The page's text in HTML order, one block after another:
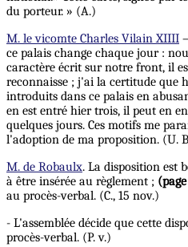
du porteur. » (A.)
M. le vicomte Charles Vilain XIIII
ce palais change chaque jour :
caractère écrit sur notre front, il
reconnaisse ; j'ai la certitude que
introduits dans ce palais en
en est entré hier trois, il peut en
quelques jours. Ces motifs me
l'adoption de ma proposition. (U.
M. de Robaulx. La disposition est
à être insérée au règlement ;
au procès-verbal. (C., 15 nov.)
- L'assemblée décide que cette
procès-verbal. (P. v.)